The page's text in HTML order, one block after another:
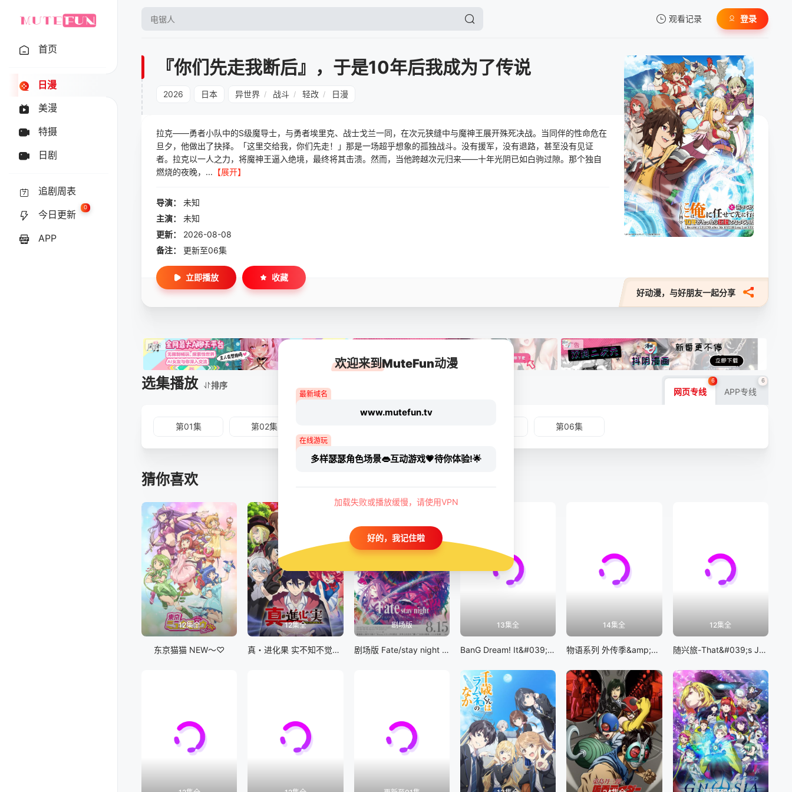
观看记录
暂无观看影片的记录
登录
首页
日漫
美漫
特摄
日剧
追剧周表
今日更新
0
APP
『你们先走我断后』，于是10年后我成为了传说
2026 日本 异世界 / 战斗 / 轻改 / 日漫
拉克——勇者小队中的S级魔导士，与勇者埃里克、战士戈兰一同，在次元狭缝中与魔神王展开殊死决战。当同伴的性命危在
旦夕，他做出了抉择。「这里交给我，你们先走！」那是一场超乎想象的孤独战斗。没有援军，没有退路，甚至没有见证
者。拉克以一人之力，将魔神王逼入绝境，最终将其击溃。然而，当他跨越次元归来——十年光阴已如白驹过隙。那个独自
燃烧的夜晚，... 【展开】
导演：
未知
主演：
未知
更新：
2026-08-08
备注：
更新至06集
好动漫，与好朋友一起分享
立即播放 收藏
选集播放 排序
网页专线
6
APP专线
6
第01集 第02集 第06集
猜你喜欢
12集全
东京猫猫 NEW～♡
12集全
真・进化果 实不知不觉踏上胜利的人生
剧场版
剧场版 Fate/stay night [Heaven&#039;s Feel] III.spring song
13集全
BanG Dream! It&#039;s MyGO!!!!!
14集全
物语系列 外传季&amp;怪物季
12集全
随兴旅-That&#039;s Journey-
欢迎来到MuteFun动漫
最新域名
www.mutefun.tv
在线游玩
多样瑟瑟角色场景👄互动游戏💗待你体验!🌟
加载失败或播放缓慢，请使用VPN
好的，我记住啦